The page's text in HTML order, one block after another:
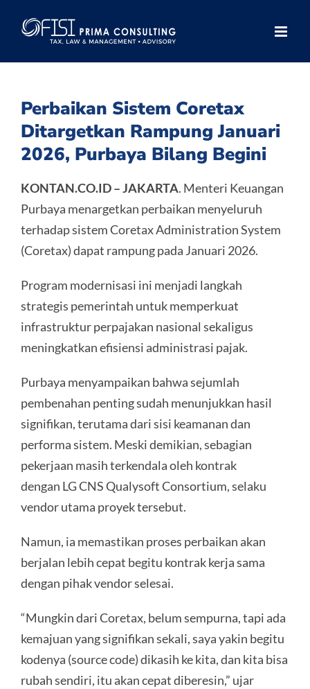
Perbaikan Sistem Coretax
Ditargetkan Rampung Januari
2026, Purbaya Bilang Begini
KONTAN.CO.ID – JAKARTA. Menteri Keuangan
Purbaya menargetkan perbaikan menyeluruh
terhadap sistem Coretax Administration System
(Coretax) dapat rampung pada Januari 2026.
Program modernisasi ini menjadi langkah
strategis pemerintah untuk memperkuat
infrastruktur perpajakan nasional sekaligus
meningkatkan efisiensi administrasi pajak.
Purbaya menyampaikan bahwa sejumlah
pembenahan penting sudah menunjukkan hasil
signifikan, terutama dari sisi keamanan dan
performa sistem. Meski demikian, sebagian
pekerjaan masih terkendala oleh kontrak
dengan LG CNS Qualysoft Consortium, selaku
vendor utama proyek tersebut.
Namun, ia memastikan proses perbaikan akan
berjalan lebih cepat begitu kontrak kerja sama
dengan pihak vendor selesai.
“Mungkin dari Coretax, belum sempurna, tapi ada
kemajuan yang signifikan sekali, saya yakin begitu
kodenya (source code) dikasih ke kita, dan kita bisa
rubah sendiri, itu akan cepat diberesin,” ujar